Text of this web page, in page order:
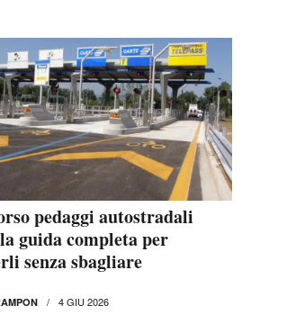
pedaggi autostradali
guida completa per
senza sbagliare
4 GIU 2026